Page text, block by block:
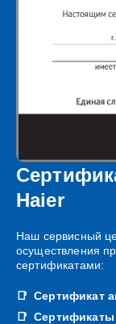
Haier
Наш сервисный
осуществления
сертификатами:
Сертификат